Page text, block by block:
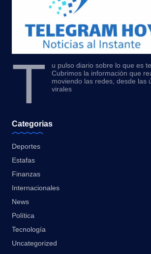
T
u pulso diario sobre lo que es
Cubrimos la información que
moviendo las redes, desde las
virales
Categorias
Deportes
Estafas
Finanzas
Internacionales
News
Política
Tecnología
Uncategorized